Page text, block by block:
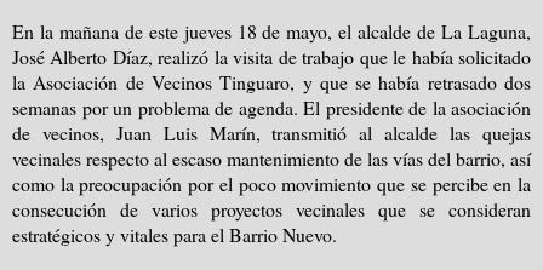
En la mañana de este jueves 18 de mayo, el alcalde de La Laguna,
José Alberto Díaz, realizó la visita de trabajo que le había solicitado
la Asociación de Vecinos Tinguaro, y que se había retrasado dos
semanas por un problema de agenda. El presidente de la asociación
de vecinos, Juan Luis Marín, transmitió al alcalde las quejas
vecinales respecto al escaso mantenimiento de las vías del barrio, así
como la preocupación por el poco movimiento que se percibe en la
consecución de varios proyectos vecinales que se consideran
estratégicos y vitales para el Barrio Nuevo.